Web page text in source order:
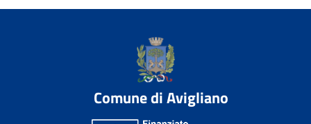
Comune di Avigliano